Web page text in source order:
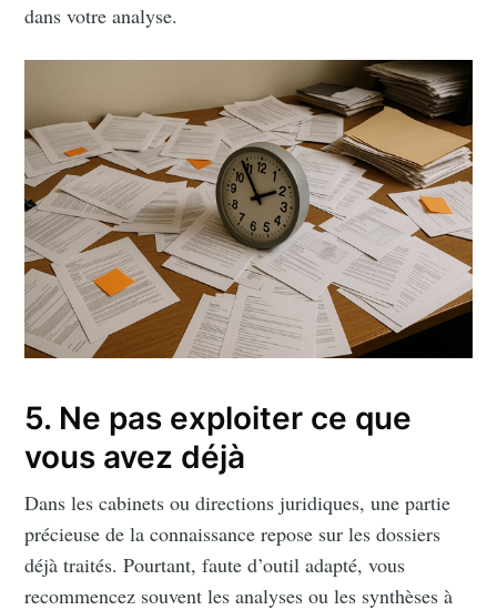
dans votre analyse.
5. Ne pas exploiter ce que
vous avez déjà
Dans les cabinets ou directions juridiques, une partie
précieuse de la connaissance repose sur les dossiers
déjà traités. Pourtant, faute d’outil adapté, vous
recommencez souvent les analyses ou les synthèses à
Subscribe to
Doctrine le
Blog
Stay up to date! Get all the latest &
greatest posts delivered straight to
Subscribe